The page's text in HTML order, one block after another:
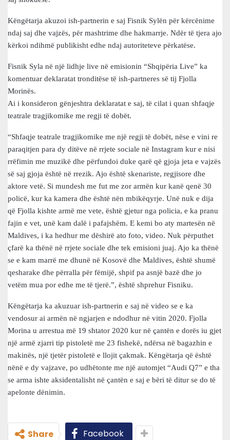
Këngëtarja akuzoi ish-partnerin e saj Fisnik Sylën për kërcënime
ndaj saj dhe vajzës, për mashtrime dhe hakmarrje. Ndër të tjera ajo
kërkoi ndihmë publikisht edhe ndaj autoriteteve përkatëse.
Fisnik Syla në një lidhje live në emisionin “Shqipëria Live” ka
komentuar deklaratat tronditëse të ish-partneres së tij Fjolla
Morinës.
Ai i konsideron gënjeshtra deklaratat e saj, të cilat i quan shfaqje
teatrale tragjikomike me regji të dobët.
“Shfaqje teatrale tragjikomike me një regji të dobët, nëse e vini re
paraqitjen para dy ditëve në rrjete sociale në Instagram kur e nisi
rrëfimin me muzikë dhe përfundoi duke qarë që gjoja jeta e vajzës
së saj gjoja është në rrezik. Ajo është skenariste, regjisore dhe
aktore vetë. Si mundesh me fut me zor armën kur kanë qenë 30
policë, kur ka kamera dhe është nën mbikëqyrje. Unë nuk e dija
që Fjolla kishte armë me vete, është gjetur nga policia, e ka pranu
fajin e vet, unë kam dalë i pafajshëm. E kemi bo aty martesën në
Maldives, i ka hedhur me dëshirë ato foto, video. Nuk përputhet
çfarë ka thënë në rrjete sociale dhe tek emisioni juaj. Ajo ka thënë
se e kam marrë me dhunë në Kosovë dhe Maldives, është shumë
qesharake dhe përralla për fëmijë, shpif pa asnjë bazë dhe jo
vetëm mua por edhe me të tjerë.”, është shprehur Fisniku.
Këngëtarja ka akuzuar ish-partnerin e saj në video se e ka
vendosur ai armën në ngjarjen e ndodhur në vitin 2020. Fjolla
Morina u arrestua më 19 shtator 2020 kur në çantën e dorës iu gjet
një armë zjarri tip pistoletë me 23 fishekë, ndërsa në bagazhin e
makinës, një tjetër pistoletë e llojit çakmak. Këngëtarja që është
nënë e dy vajzave, po udhëtonte me një automjet “Audi Q7” e tha
se arma ishte aksidentalisht në çantën e saj e bëri të ditur se do të
apelonte dënimin.
Share Facebook